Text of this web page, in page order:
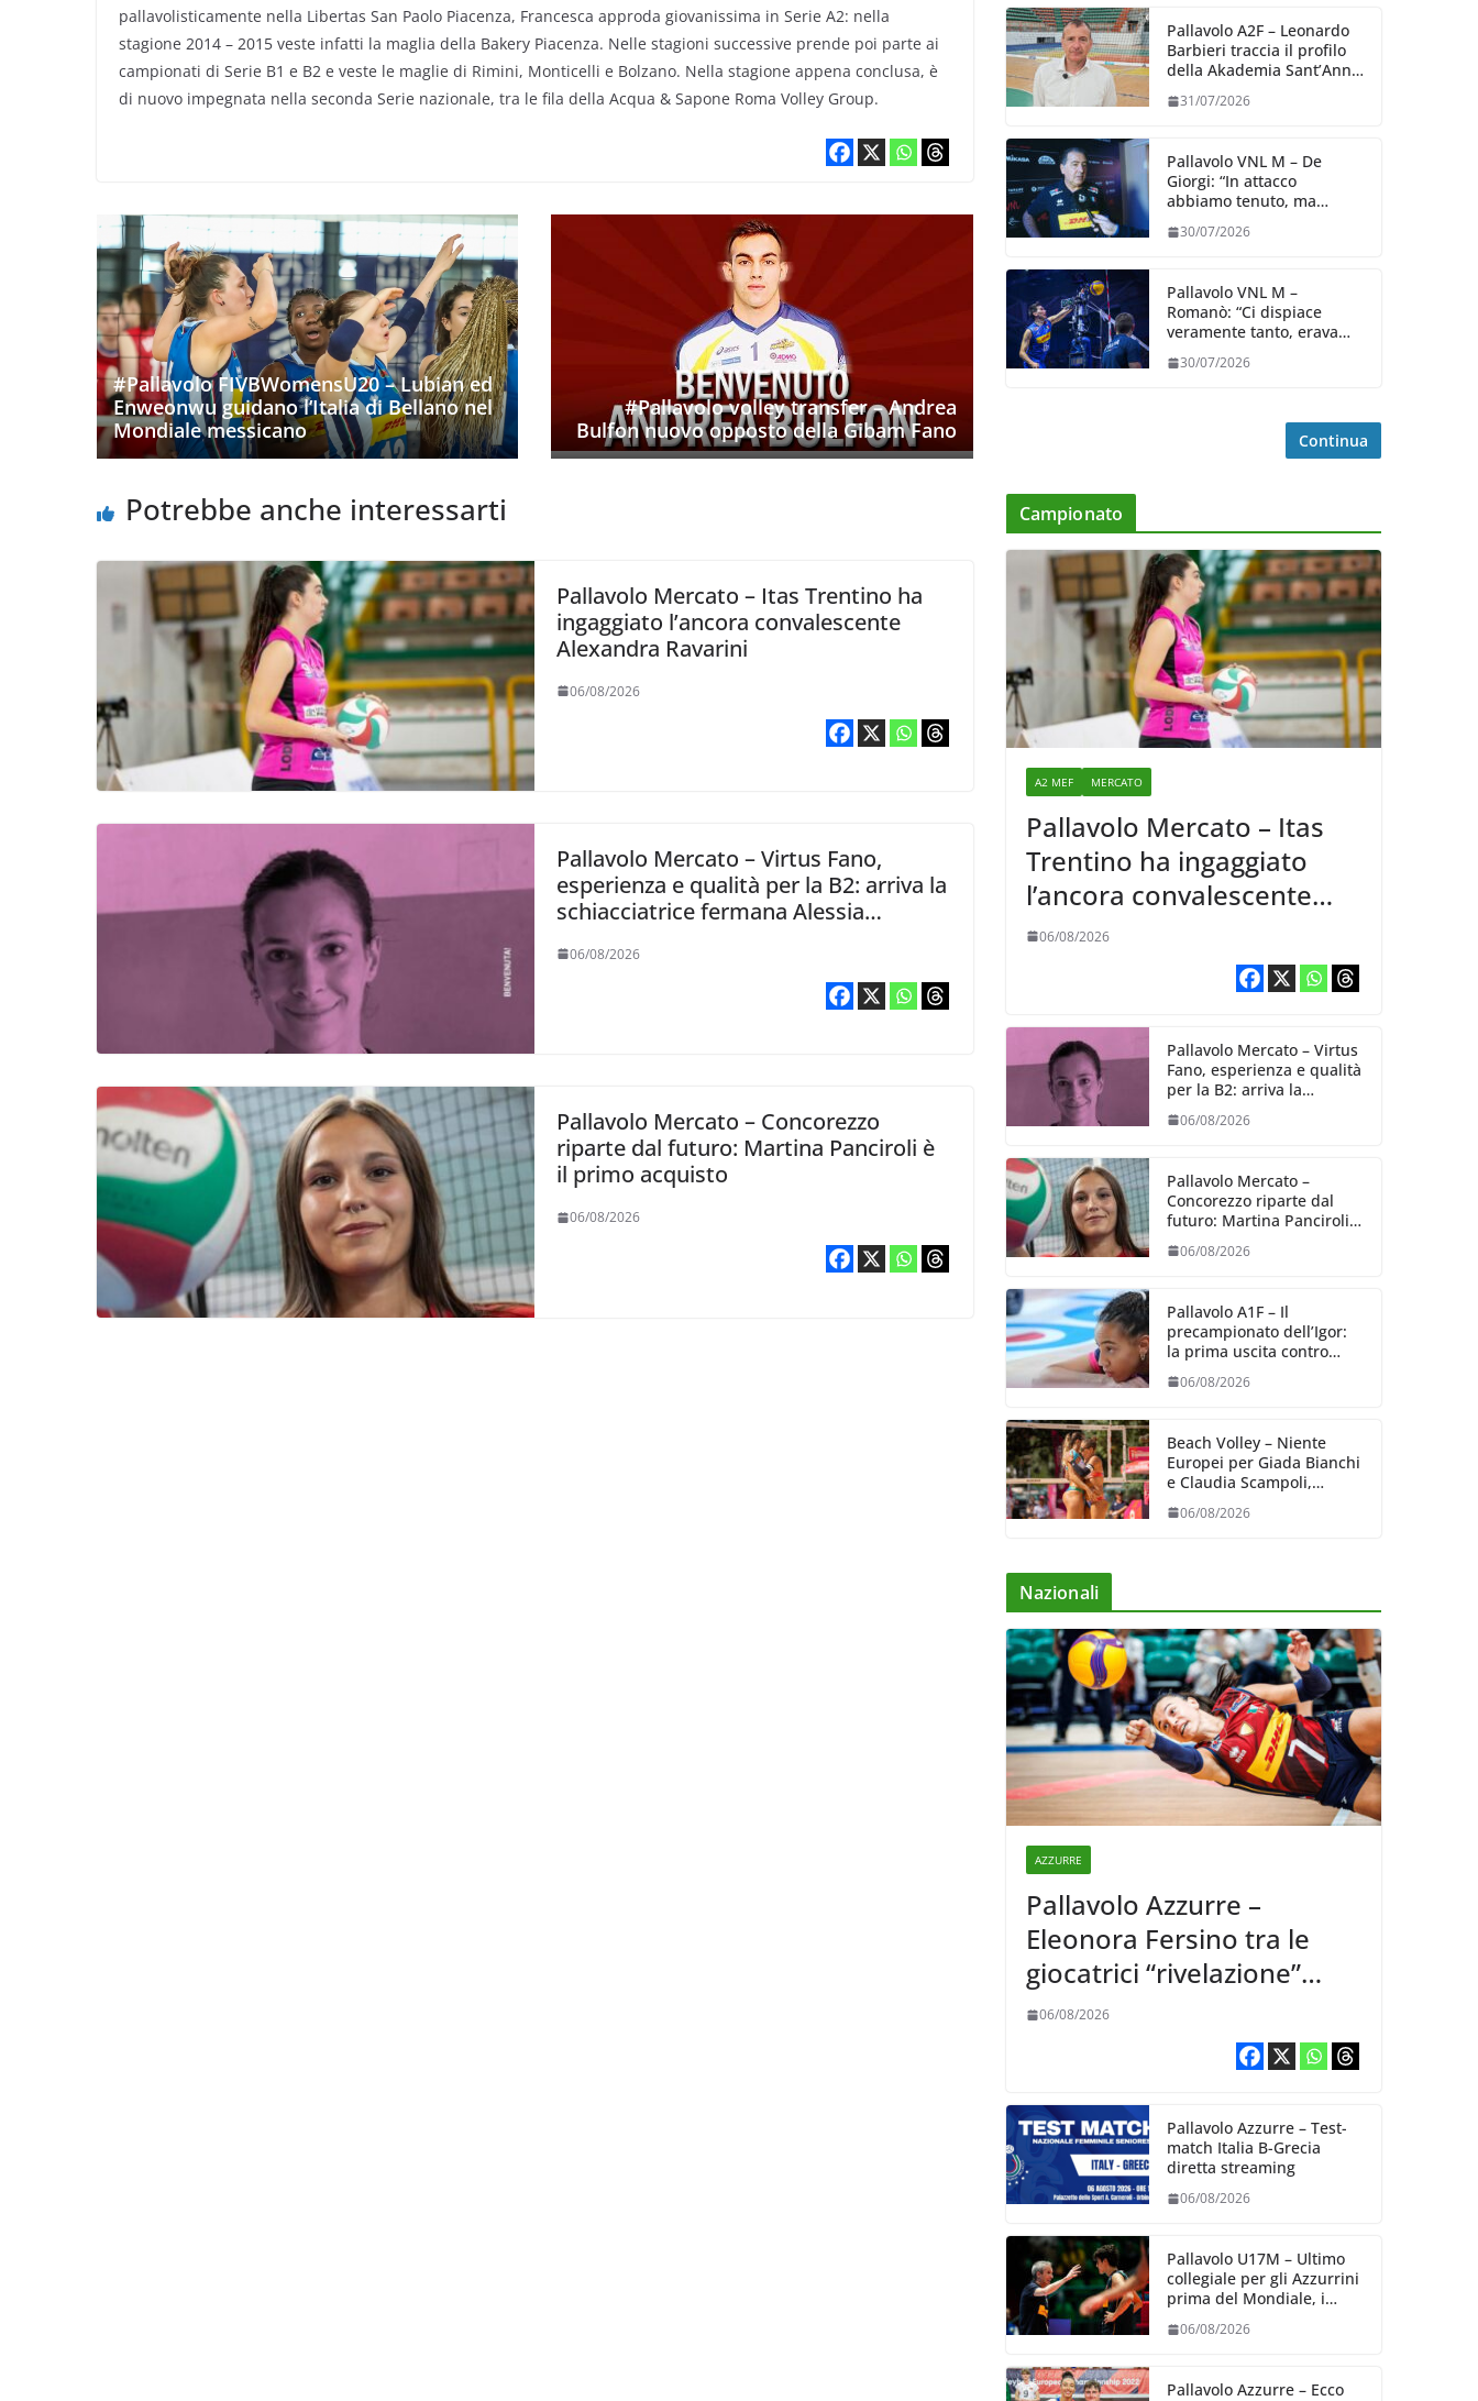
pallavolisticamente nella Libertas San Paolo Piacenza, Francesca approda giovanissima in Serie A2: nella
stagione 2014 – 2015 veste infatti la maglia della Bakery Piacenza. Nelle stagioni successive prende poi parte ai
campionati di Serie B1 e B2 e veste le maglie di Rimini, Monticelli e Bolzano. Nella stagione appena conclusa, è
di nuovo impegnata nella seconda Serie nazionale, tra le fila della Acqua & Sapone Roma Volley Group.
#Pallavolo FIVBWomensU20 – Lubian ed
Enweonwu guidano l’Italia di Bellano nel
Mondiale messicano
#Pallavolo volley transfer – Andrea
Bulfon nuovo opposto della Gibam Fano
Potrebbe anche interessarti
Pallavolo Mercato – Itas Trentino ha
ingaggiato l’ancora convalescente
Alexandra Ravarini
06/08/2026
Pallavolo Mercato – Virtus Fano,
esperienza e qualità per la B2: arriva la
schiacciatrice fermana Alessia
06/08/2026
Pallavolo Mercato – Concorezzo
riparte dal futuro: Martina Panciroli è
il primo acquisto
06/08/2026
Pallavolo A2F – Leonardo
Barbieri traccia il profilo
della Akademia Sant’Anna
31/07/2026
Pallavolo VNL M – De
Giorgi: “In attacco
abbiamo tenuto, ma
dalla prestazione in
30/07/2026
Pallavolo VNL M –
Romanò: “Ci dispiace
veramente tanto, eravamo
impareremo”
30/07/2026
Continua
Campionato
A2 MEF MERCATO
Pallavolo Mercato – Itas
Trentino ha ingaggiato
l’ancora convalescente
Alexandra Ravarini
06/08/2026
Pallavolo Mercato – Virtus
Fano, esperienza e qualità
per la B2: arriva la
schiacciatrice fermana
Alessia Castellucci
06/08/2026
Pallavolo Mercato –
Concorezzo riparte dal
futuro: Martina Panciroli è
il primo acquisto
06/08/2026
Pallavolo A1F – Il
precampionato dell’Igor:
la prima uscita contro
Bergamo (04/09)
06/08/2026
Beach Volley – Niente
Europei per Giada Bianchi
e Claudia Scampoli,
costrette al forfait
06/08/2026
Nazionali
AZZURRE
Pallavolo Azzurre –
Eleonora Fersino tra le
giocatrici “rivelazione”
della VNL 2026 per
06/08/2026
Pallavolo Azzurre – Test-
match Italia B-Grecia
diretta streaming
06/08/2026
Pallavolo U17M – Ultimo
collegiale per gli Azzurrini
prima del Mondiale, i
06/08/2026
Pallavolo Azzurre – Ecco